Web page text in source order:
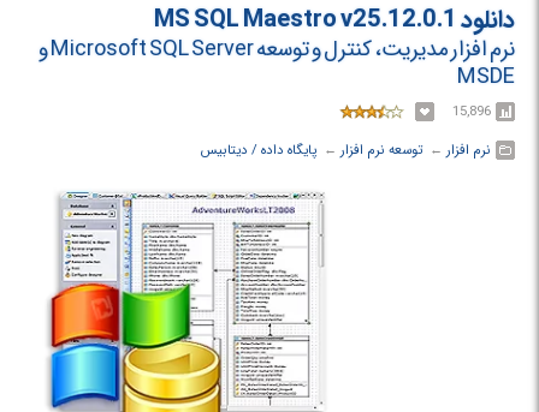
دانلود MS SQL Maestro v25.12.0.1
نرم افزار مدیریت، کنترل و توسعه Microsoft SQL Server و
MSDE
15,896
نرم افزار ← ‏توسعه نرم افزار ← ‏ پایگاه داده / دیتابیس